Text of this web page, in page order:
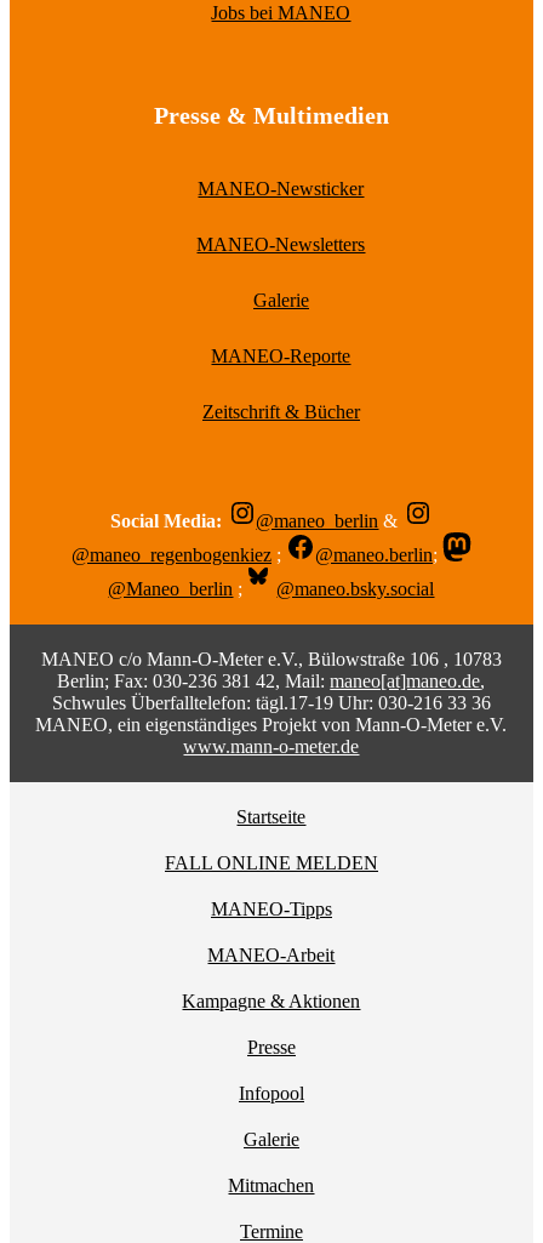
Jobs bei MANEO
Presse & Multimedien
MANEO-Newsticker
MANEO-Newsletters
Galerie
MANEO-Reporte
Zeitschrift & Bücher
Social Media: @maneo_berlin &
@maneo_regenbogenkiez ; @maneo.berlin;
@Maneo_berlin ; @maneo.bsky.social
MANEO c/o Mann-O-Meter e.V., Bülowstraße 106 , 10783
Berlin; Fax: 030-236 381 42, Mail:maneo[at]maneo.de,
Schwules Überfalltelefon: tägl.17-19 Uhr: 030-216 33 36
MANEO, ein eigenständiges Projekt von Mann-O-Meter e.V.
www.mann-o-meter.de
Startseite
FALL ONLINE MELDEN
MANEO-Tipps
MANEO-Arbeit
Kampagne & Aktionen
Presse
Infopool
Galerie
Mitmachen
Termine